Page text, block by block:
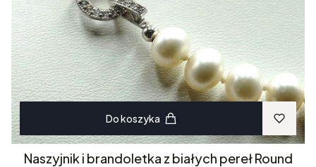
Do koszyka
Naszyjnik i brandoletka z białych pereł Round